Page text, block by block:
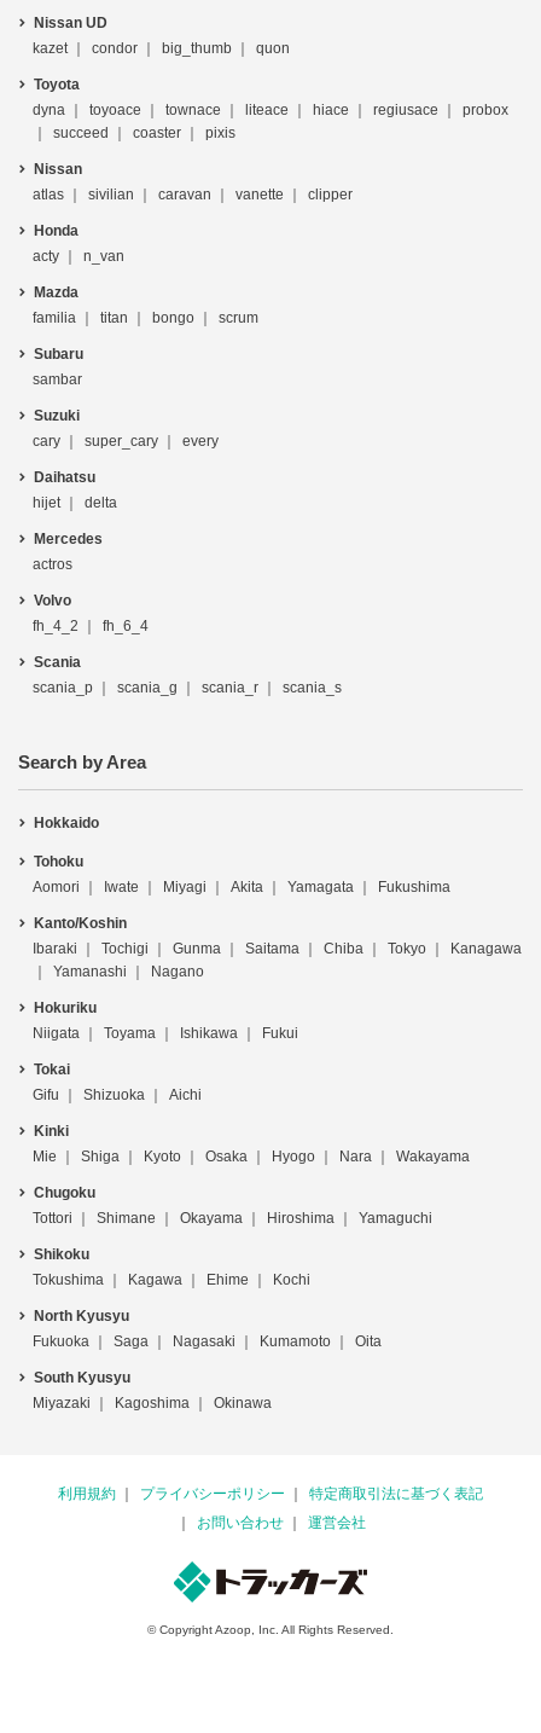
Nissan UD
kazet
condor big_thumb quon
Toyota
dyna
toyoace townace liteace hiace regiusace
probox
succeed
coaster pixis
Nissan
atlas
sivilian caravan vanette clipper
Honda
acty
n_van
Mazda
familia
titan bongo scrum
Subaru
sambar
Suzuki
cary
super_cary every
Daihatsu
hijet
delta
Mercedes
actros
Volvo
fh_4_2
fh_6_4
Scania
scania_p
scania_g scania_r scania_s
Search by Area
Hokkaido
Tohoku
Aomori
Iwate Miyagi Akita Yamagata Fukushima
Kanto/Koshin
Ibaraki
Tochigi Gunma Saitama Chiba Tokyo
Kanagawa
Yamanashi
Nagano
Hokuriku
Niigata
Toyama Ishikawa Fukui
Tokai
Gifu
Shizuoka Aichi
Kinki
Mie
Shiga Kyoto Osaka Hyogo Nara Wakayama
Chugoku
Tottori
Shimane Okayama Hiroshima Yamaguchi
Shikoku
Tokushima
Kagawa Ehime Kochi
North Kyusyu
Fukuoka
Saga Nagasaki Kumamoto Oita
South Kyusyu
Miyazaki
Kagoshima Okinawa
利用規約 プライバシーポリシー
特定商取引法に基づく表記
お問い合わせ
運営会社
© Copyright Azoop, Inc. All Rights Reserved.